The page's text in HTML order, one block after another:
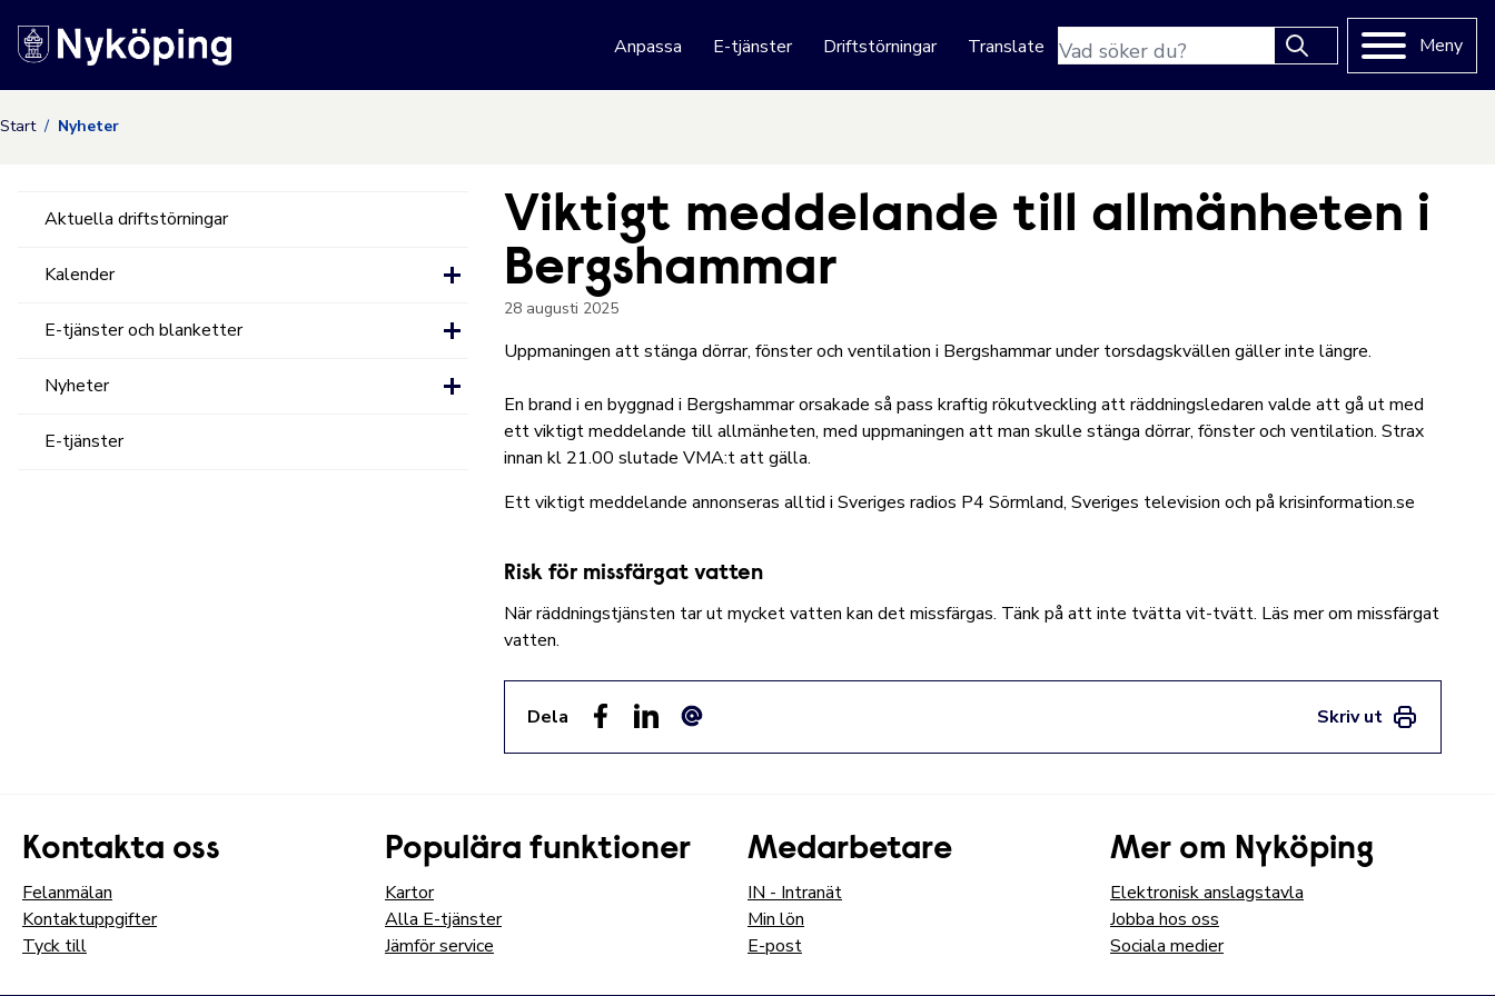
Nyköpings kommuns webbplats
Anpassa E-tjänster Driftstörningar Translate
Sökfras
Meny
Start Nyheter
Viktigt meddelande till allmänheten i
Bergshammar
28 augusti 2025
Uppmaningen att stänga dörrar, fönster och ventilation i Bergshammar under torsdagskvällen gäller inte längre.
En brand i en byggnad i Bergshammar orsakade så pass kraftig rökutveckling att räddningsledaren valde att gå ut med
ett viktigt meddelande till allmänheten, med uppmaningen att man skulle stänga dörrar, fönster och ventilation. Strax
innan kl 21.00 slutade VMA:t att gälla.
Ett viktigt meddelande annonseras alltid iSveriges radios P4 Sörmland, Sveriges television och påkrisinformation.se
Risk för missfärgat vatten
När räddningstjänsten tar ut mycket vatten kan det missfärgas. Tänk på att inte tvätta vit-tvätt. Läs mer om missfärgat
vatten.
Dela
Skriv ut
Aktuella driftstörningar
Kalender
E-tjänster och blanketter
Nyheter
E-tjänster
Kontakta oss
Felanmälan
Kontaktuppgifter
Tyck till
Populära funktioner
Kartor
Alla E-tjänster
Jämför service
Medarbetare
IN - Intranät
Min lön
E-post
Mer om Nyköping
Elektronisk anslagstavla
Jobba hos oss
Sociala medier